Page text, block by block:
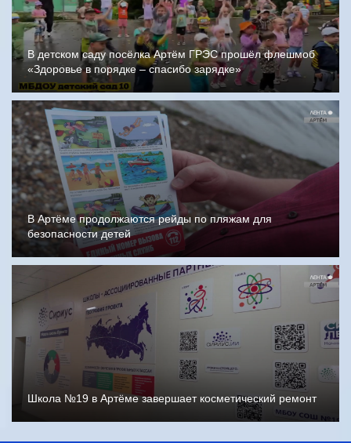
В детском саду посёлка Артём ГРЭС прошёл флешмоб
«Здоровье в порядке – спасибо зарядке»
В Артёме продолжаются рейды по пляжам для
безопасности детей
Школа №19 в Артёме завершает косметический ремонт